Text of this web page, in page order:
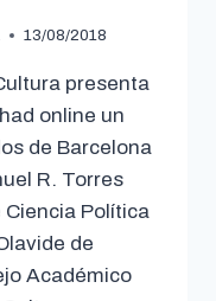
13/08/2018
presenta
online un
de Barcelona
R. Torres
Política
de
Académico